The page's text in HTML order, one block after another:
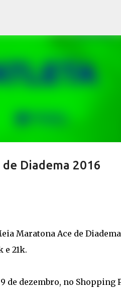
Diadema 2016
Maratona Ace de
e 21k.
dezembro, no Shopping